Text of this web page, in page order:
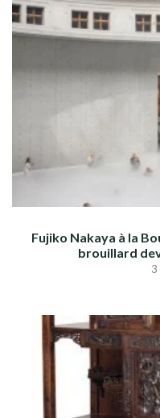
Fujiko Nakaya à la
brouillard
3